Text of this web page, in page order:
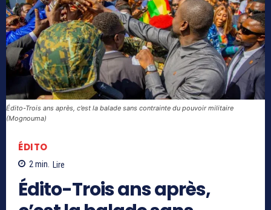
Édito-Trois ans après, c’est la balade sans contrainte du pouvoir militaire
(Mognouma)
ÉDITO
2min. Lire
Édito-Trois ans après,